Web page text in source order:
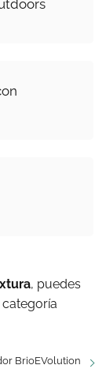
, puedes
BrioEVolution